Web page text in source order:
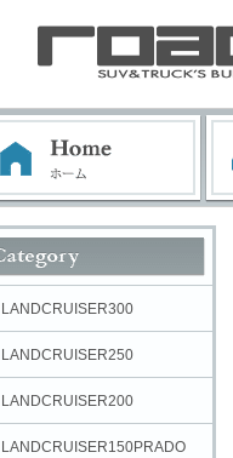
LANDCRUISER300
LANDCRUISER250
LANDCRUISER200
LANDCRUISER150PRADO